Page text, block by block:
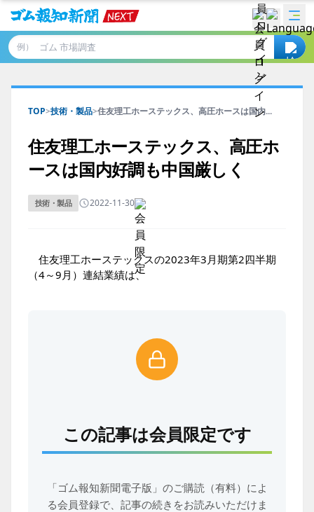
例）
TOP>技術・製品>住友理工ホーステックス、高圧ホースは国内...
住友理工ホーステックス、高圧ホ
ースは国内好調も中国厳しく
技術・製品 2022-11-30
住友理工ホーステックスの2023年3月期第2四半期
（4～9月）連結業績は、
この記事は会員限定です
「ゴム報知新聞電子版」のご購読（有料）によ
る会員登録で、 記事の続きをお読みいただけま